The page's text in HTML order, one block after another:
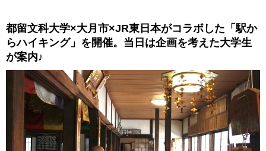
都留文科大学×大月市×JR東日本がコラボした「駅か
らハイキング」を開催。当日は企画を考えた大学生
が案内♪